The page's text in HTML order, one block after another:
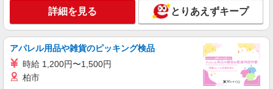
詳細を見る とりあえずキープ
アパレル用品や雑貨のピッキング検品
時給 1,200円〜1,500円
柏市